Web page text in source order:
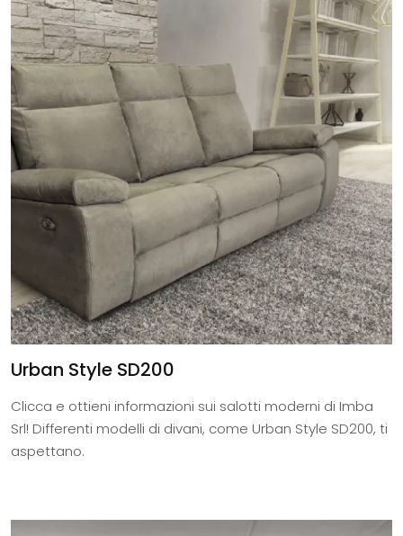
Urban Style SD200
Clicca e ottieni informazioni sui salotti moderni di Imba
Srl! Differenti modelli di divani, come Urban Style SD200, ti
aspettano.